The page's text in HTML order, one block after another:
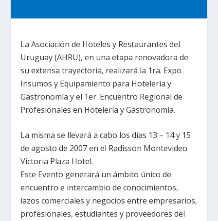
La Asociación de Hoteles y Restaurantes del
Uruguay (AHRU), en una etapa renovadora de
su extensa trayectoria, realizará la 1ra. Expo
Insumos y Equipamiento para Hotelería y
Gastronomía y el 1er. Encuentro Regional de
Profesionales en Hotelería y Gastronomía.
La misma se llevará a cabo los días 13 – 14 y 15
de agosto de 2007 en el Radisson Montevideo
Victoria Plaza Hotel.
Este Evento generará un ámbito único de
encuentro e intercambio de conocimientos,
lazos comerciales y negocios entre empresarios,
profesionales, estudiantes y proveedores del